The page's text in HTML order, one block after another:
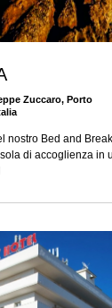
Zuccaro, Porto
nostro Bed and
di accoglienza in